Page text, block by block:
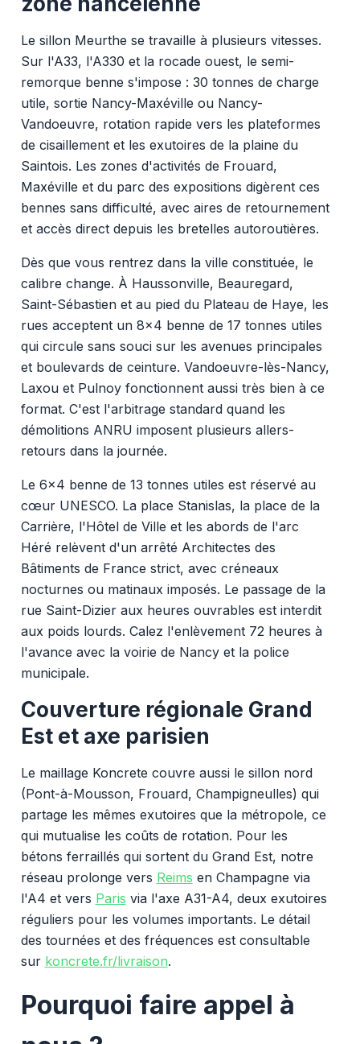
Le sillon Meurthe se travaille à plusieurs vitesses.
Sur l'A33, l'A330 et la rocade ouest, le semi-
remorque benne s'impose : 30 tonnes de charge
utile, sortie Nancy-Maxéville ou Nancy-
Vandoeuvre, rotation rapide vers les plateformes
de cisaillement et les exutoires de la plaine du
Saintois. Les zones d'activités de Frouard,
Maxéville et du parc des expositions digèrent ces
bennes sans difficulté, avec aires de retournement
et accès direct depuis les bretelles autoroutières.
Dès que vous rentrez dans la ville constituée, le
calibre change. À Haussonville, Beauregard,
Saint-Sébastien et au pied du Plateau de Haye, les
rues acceptent un 8x4 benne de 17 tonnes utiles
qui circule sans souci sur les avenues principales
et boulevards de ceinture. Vandoeuvre-lès-Nancy,
Laxou et Pulnoy fonctionnent aussi très bien à ce
format. C'est l'arbitrage standard quand les
démolitions ANRU imposent plusieurs allers-
retours dans la journée.
Le 6x4 benne de 13 tonnes utiles est réservé au
cœur UNESCO. La place Stanislas, la place de la
Carrière, l'Hôtel de Ville et les abords de l'arc
Héré relèvent d'un arrêté Architectes des
Bâtiments de France strict, avec créneaux
nocturnes ou matinaux imposés. Le passage de la
rue Saint-Dizier aux heures ouvrables est interdit
aux poids lourds. Calez l'enlèvement 72 heures à
l'avance avec la voirie de Nancy et la police
municipale.
Couverture régionale Grand
Est et axe parisien
Le maillage Koncrete couvre aussi le sillon nord
(Pont-à-Mousson, Frouard, Champigneulles) qui
partage les mêmes exutoires que la métropole, ce
qui mutualise les coûts de rotation. Pour les
bétons ferraillés qui sortent du Grand Est, notre
réseau prolonge vers Reims en Champagne via
l'A4 et vers Paris via l'axe A31-A4, deux exutoires
réguliers pour les volumes importants. Le détail
des tournées et des fréquences est consultable
sur koncrete.fr/livraison.
Pourquoi faire appel à